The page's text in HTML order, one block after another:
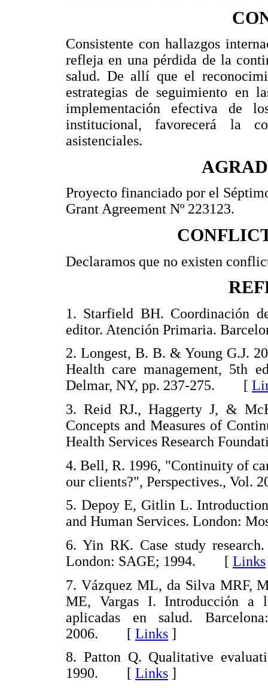
Consistente con hallazgos
refleja en una pérdida de la
salud. De allí que el
estrategias de seguimiento en
implementación efectiva de
institucional, favorecerá la
asistenciales.
Proyecto financiado por el
Grant Agreement Nº 223123.
Declaramos que no existen
1. Starfield BH. Coordinación
editor. Atención Primaria.
2. Longest, B. B. & Young G.J.
Health care management, 5th
Delmar, NY, pp. 237-275. [
3. Reid RJ., Haggerty J, &
Concepts and Measures of
Health Services Research
4. Bell, R. 1996, "Continuity of
our clients?", Perspectives.,
5. Depoy E, Gitlin L.
and Human Services. London:
6. Yin RK. Case study
London: SAGE; 1994. [ Links
7. Vázquez ML, da Silva MRF,
ME, Vargas I. Introducción a
aplicadas en salud.
2006. [ Links ]
8. Patton Q. Qualitative
1990. [ Links ]